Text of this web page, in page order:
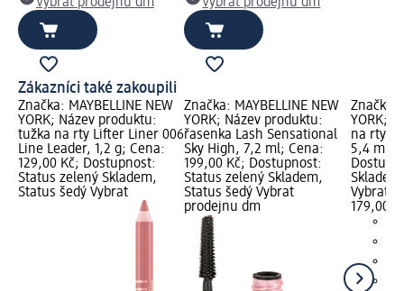
Zákazníci také zakoupili
Značka: MAYBELLINE NEW
YORK; Název produktu:
tužka na rty Lifter Liner 006
Line Leader, 1,2 g; Cena:
129,00 Kč; Dostupnost:
Status zelený Skladem,
Status šedý Vybrat
Značka: MAYBELLINE NEW
YORK; Název produktu:
řasenka Lash Sensational
Sky High, 7,2 ml; Cena:
199,00 Kč; Dostupnost:
Status zelený Skladem,
Status šedý Vybrat
prodejnu dm
Značka:
YORK;
na rty
5,4 ml;
Vybrat
179,00